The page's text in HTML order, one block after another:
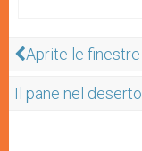
Aprite le finestre
Il pane nel deserto